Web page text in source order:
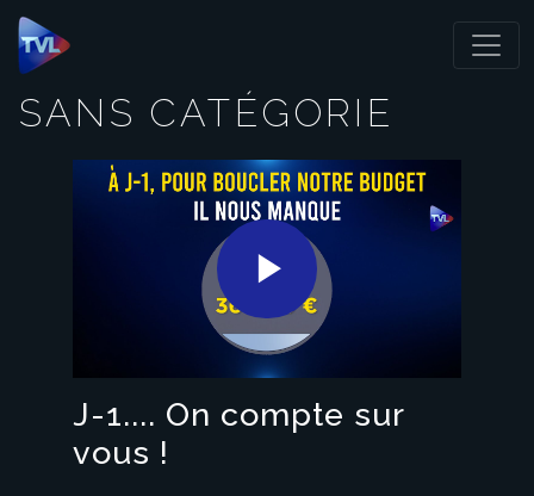
Panneau de gestion des cookies
SANS CATÉGORIE
Play
Video
J-1.... On compte sur
vous !